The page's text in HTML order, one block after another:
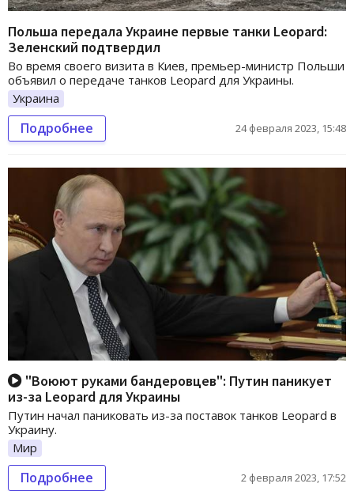
Польша передала Украине первые танки Leopard:
Зеленский подтвердил
Во время своего визита в Киев, премьер-министр Польши
объявил о передаче танков Leopard для Украины.
Украина
Подробнее 24 февраля 2023, 15:48
"Воюют руками бандеровцев": Путин паникует
из-за Leopard для Украины
Путин начал паниковать из-за поставок танков Leopard в
Украину.
Мир
Подробнее 2 февраля 2023, 17:52